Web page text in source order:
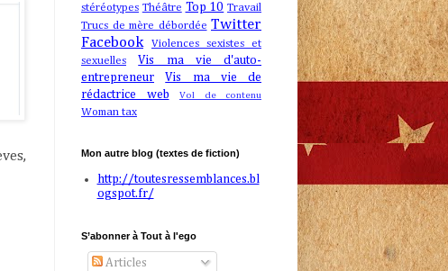
stéréotypes Théâtre Top 10 Travail
Trucs de mère débordée Twitter
Facebook
Violences sexistes et
sexuelles
Vis ma vie d'auto-
entrepreneur
Vis ma vie de
rédactrice web
Vol de contenu
Woman tax
Mon autre blog (textes de fiction)
http://toutesressemblances.bl
ogspot.fr/
S’abonner à Tout à l'ego
Articles